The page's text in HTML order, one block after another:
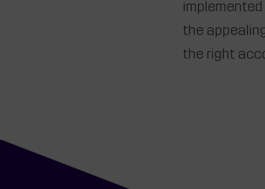
the
the right